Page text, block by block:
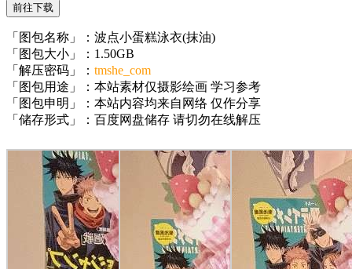
前往下载
「图包名称」：波点小蛋糕泳衣(抹油)
「图包大小」：1.50GB
「解压密码」： tmshe_com
「图包用途」：本站素材仅摄影绘画 学习参考
「图包申明」：本站内容均来自网络 仅作分享
「储存形式」：百度网盘储存 请切勿在线解压